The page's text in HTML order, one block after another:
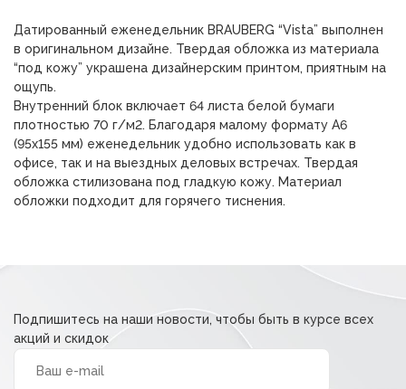
Датированный еженедельник BRAUBERG “Vista” выполнен
в оригинальном дизайне. Твердая обложка из материала
“под кожу” украшена дизайнерским принтом, приятным на
ощупь.
Внутренний блок включает 64 листа белой бумаги
плотностью 70 г/м2. Благодаря малому формату А6
(95х155 мм) еженедельник удобно использовать как в
офисе, так и на выездных деловых встречах. Твердая
обложка стилизована под гладкую кожу. Материал
обложки подходит для горячего тиснения.
Подпишитесь на наши новости, чтобы быть в курсе всех
акций и скидок